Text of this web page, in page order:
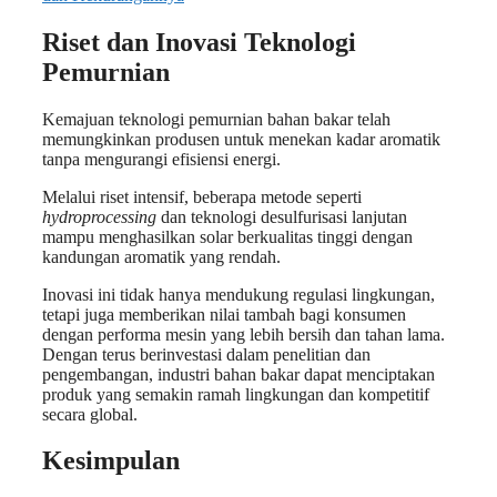
Riset dan Inovasi Teknologi
Pemurnian
Kemajuan teknologi pemurnian bahan bakar telah
memungkinkan produsen untuk menekan kadar aromatik
tanpa mengurangi efisiensi energi.
Melalui riset intensif, beberapa metode seperti
hydroprocessing dan teknologi desulfurisasi lanjutan
mampu menghasilkan solar berkualitas tinggi dengan
kandungan aromatik yang rendah.
Inovasi ini tidak hanya mendukung regulasi lingkungan,
tetapi juga memberikan nilai tambah bagi konsumen
dengan performa mesin yang lebih bersih dan tahan lama.
Dengan terus berinvestasi dalam penelitian dan
pengembangan, industri bahan bakar dapat menciptakan
produk yang semakin ramah lingkungan dan kompetitif
secara global.
Kesimpulan